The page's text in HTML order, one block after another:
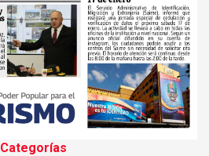
Categorías